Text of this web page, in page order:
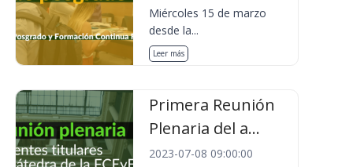
Miércoles 15 de marzo
desde la...
Leer más
Primera Reunión
Plenaria del a...
2023-07-08 09:00:00